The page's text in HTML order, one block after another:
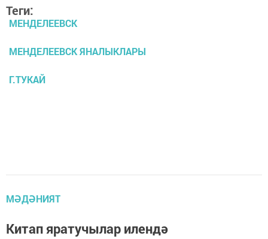
Теги:
МЕНДЕЛЕЕВСК
МЕНДЕЛЕЕВСК ЯНАЛЫКЛАРЫ
Г.ТУКАЙ
МӘДӘНИЯТ
Китап яратучылар илендә